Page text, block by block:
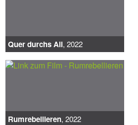
Quer durchs All, 2022
Rumrebellieren, 2022